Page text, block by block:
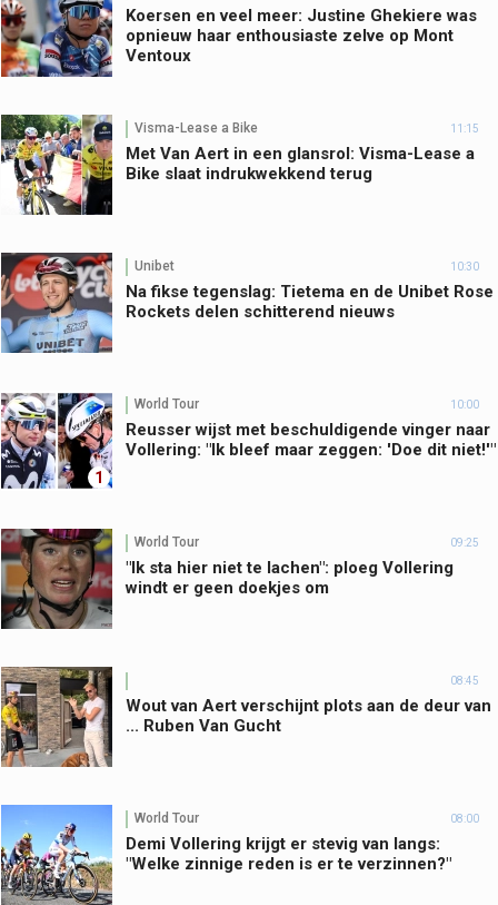
Koersen en veel meer: Justine Ghekiere was
opnieuw haar enthousiaste zelve op Mont
Ventoux
Visma-Lease a Bike 11:15
Met Van Aert in een glansrol: Visma-Lease a
Bike slaat indrukwekkend terug
Unibet 10:30
Na fikse tegenslag: Tietema en de Unibet Rose
Rockets delen schitterend nieuws
1
World Tour 10:00
Reusser wijst met beschuldigende vinger naar
Vollering: "Ik bleef maar zeggen: 'Doe dit niet!'"
World Tour 09:25
"Ik sta hier niet te lachen": ploeg Vollering
windt er geen doekjes om
08:45
Wout van Aert verschijnt plots aan de deur van
... Ruben Van Gucht
World Tour 08:00
Demi Vollering krijgt er stevig van langs:
"Welke zinnige reden is er te verzinnen?"